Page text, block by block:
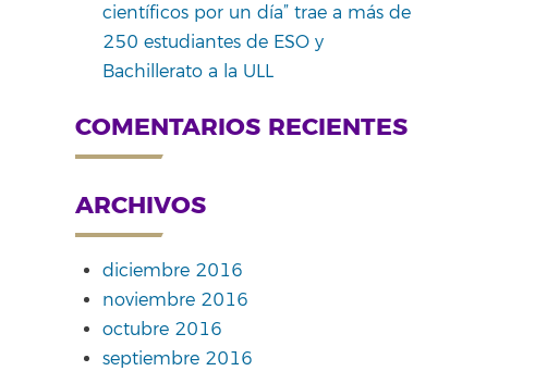
científicos por un día” trae a más de
250 estudiantes de ESO y
Bachillerato a la ULL
COMENTARIOS RECIENTES
ARCHIVOS
diciembre 2016
noviembre 2016
octubre 2016
septiembre 2016